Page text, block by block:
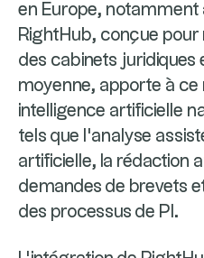
en Europe, notamment
RightHub, conçue
des cabinets juridiques
moyenne, apporte à ce
intelligence artificielle
tels que l'analyse
artificielle, la rédaction
demandes de brevets
des processus de PI.